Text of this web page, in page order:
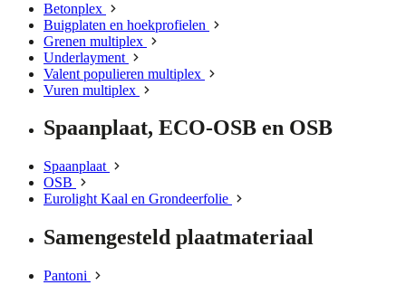
Betonplex
Buigplaten en hoekprofielen
Grenen multiplex
Underlayment
Valent populieren multiplex
Vuren multiplex
Spaanplaat, ECO-OSB en OSB
Spaanplaat
OSB
Eurolight Kaal en Grondeerfolie
Samengesteld plaatmateriaal
Pantoni